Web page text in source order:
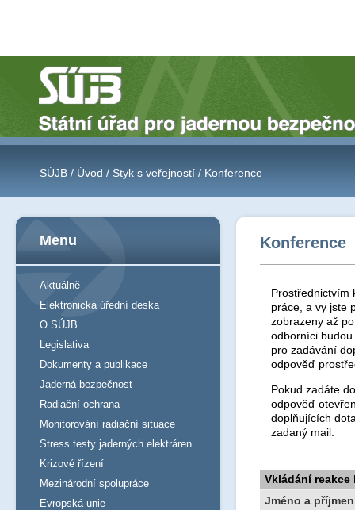
SÚJB / Úvod / Styk s veřejností / Konference
Konference
Prostřednictvím
práce, a vy jste
zobrazeny až
odborníci
pro zadávání
odpověď
Pokud zadáte
odpověď
doplňujících
zadaný mail.
Vkládání reakce
Jméno a
Menu
Aktuálně
Elektronická úřední deska
O SÚJB
Legislativa
Dokumenty a publikace
Jaderná bezpečnost
Radiační ochrana
Monitorování radiační situace
Stress testy jaderných elektráren
Krizové řízení
Mezinárodní spolupráce
Evropská unie